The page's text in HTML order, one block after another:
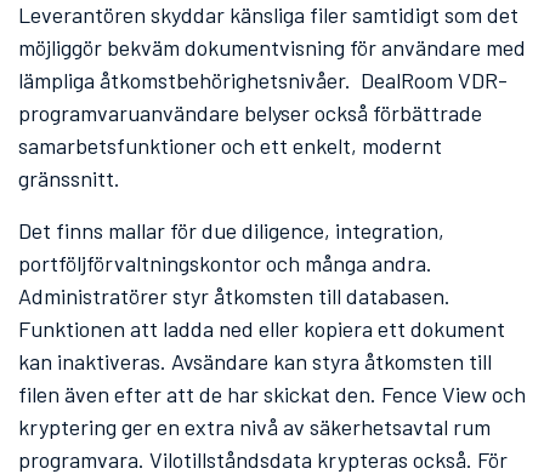
Leverantören skyddar känsliga filer samtidigt som det
möjliggör bekväm dokumentvisning för användare med
lämpliga åtkomstbehörighetsnivåer. DealRoom VDR-
programvaruanvändare belyser också förbättrade
samarbetsfunktioner och ett enkelt, modernt
gränssnitt.
Det finns mallar för due diligence, integration,
portföljförvaltningskontor och många andra.
Administratörer styr åtkomsten till databasen.
Funktionen att ladda ned eller kopiera ett dokument
kan inaktiveras. Avsändare kan styra åtkomsten till
filen även efter att de har skickat den. Fence View och
kryptering ger en extra nivå av säkerhetsavtal rum
programvara. Vilotillståndsdata krypteras också. För